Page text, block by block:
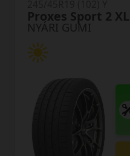
NYÁRI GUMI
DU71 RXMotion XL